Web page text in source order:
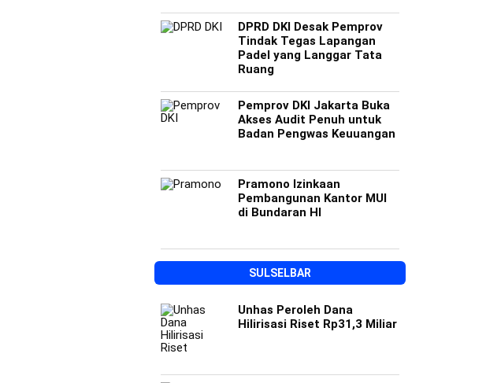
DPRD DKI Desak Pemprov
Tindak Tegas Lapangan
Padel yang Langgar Tata
Ruang
Pemprov DKI Jakarta Buka
Akses Audit Penuh untuk
Badan Pengwas Keuuangan
Pramono Izinkaan
Pembangunan Kantor MUI
di Bundaran HI
SULSELBAR
Unhas Peroleh Dana
Hilirisasi Riset Rp31,3 Miliar